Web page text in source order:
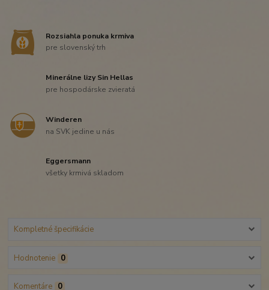
Rozsiahla ponuka krmiva
pre slovenský trh
Minerálne lizy Sin Hellas
pre hospodárske zvieratá
Winderen
na SVK jedine u nás
Eggersmann
všetky krmivá skladom
Kompletné špecifikácie
Hodnotenie 0
Komentáre 0